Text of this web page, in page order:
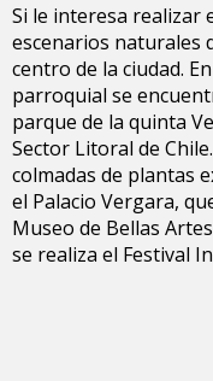
Si le interesa realizar
escenarios naturales
centro de la ciudad.
parroquial se
parque de la quinta
Sector Litoral de
colmadas de plantas
el Palacio Vergara,
Museo de Bellas
se realiza el Festival